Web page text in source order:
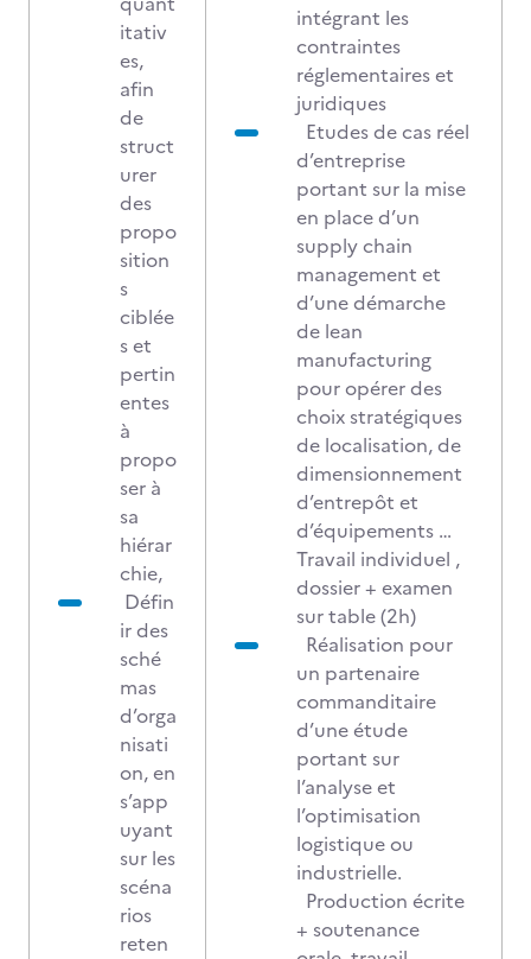
itativ
es,
afin
de
struct
urer
des
propo
sition
s
ciblée
s et
pertin
entes
à
propo
ser à
sa
hiérar
chie,
Défin
ir des
sché
mas
d’orga
nisati
on, en
s’app
uyant
sur les
scéna
rios
reten
intégrant les
contraintes
réglementaires et
juridiques
Etudes de cas réel
d’entreprise
portant sur la mise
en place d’un
supply chain
management et
d’une démarche
de lean
manufacturing
pour opérer des
choix stratégiques
de localisation, de
dimensionnement
d’entrepôt et
d’équipements …
Travail individuel ,
dossier + examen
sur table (2h)
Réalisation pour
un partenaire
commanditaire
d’une étude
portant sur
l’analyse et
l’optimisation
logistique ou
industrielle.
Production écrite
+ soutenance